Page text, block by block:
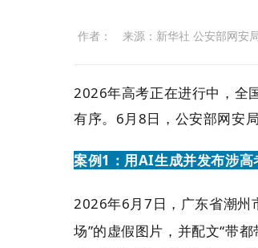
作者： 来源：新华社 公安部网安
2026年高考正在进行中，全
有序。6月8日，公安部网安
案例1：用AI生成并发布涉高
2026年6月7日，广东省潮州
场”的虚假图片，并配文“带